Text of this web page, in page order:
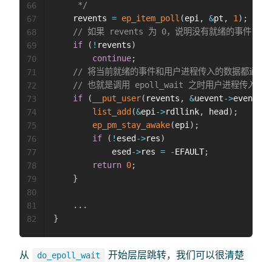
	 */
	revents
= ep_item_poll (epi, &pt , 1) ;
// 如果 revents 为 0，说明没有就绪的事件，跳
if
( ! revents)
continue;
// 将当前就绪的事件和用户进程传入的数据都通
// 也就是调用 epoll_wait 之时用户进程传入的
if
( __put_user( revents , &uevent->events
list_add (&epi->rdllink, head ) ;
ep_pm_stay_awake(epi) ;
if
( ! esed ->res)
			esed
->res = -EFAULT;
return 0;
}
. . .
}
66
67
68
69
70
71
72
73
74
75
76
77
78
79
80
81
82
从 do_epoll_wait
开始层层跳转，我们可以很清楚